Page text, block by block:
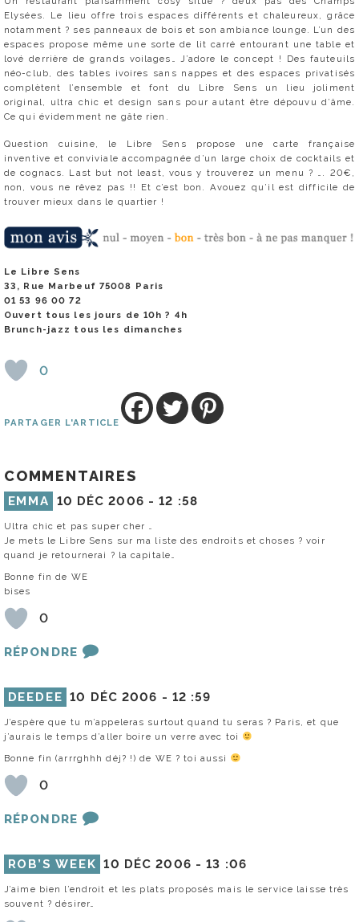
Elysées. Le lieu offre trois espaces différents et chaleureux, grâce
notamment ? ses panneaux de bois et son ambiance lounge. L’un des
espaces propose même une sorte de lit carré entourant une table et
lové derrière de grands voilages… J’adore le concept ! Des fauteuils
néo-club, des tables ivoires sans nappes et des espaces privatisés
complètent l’ensemble et font du Libre Sens un lieu joliment
original, ultra chic et design sans pour autant être dépouvu d’âme.
Ce qui évidemment ne gâte rien.
Question cuisine, le Libre Sens propose une carte française
inventive et conviviale accompagnée d’un large choix de cocktails et
de cognacs. Last but not least, vous y trouverez un menu ? …. 20€,
non, vous ne rêvez pas !! Et c’est bon. Avouez qu’il est difficile de
trouver mieux dans le quartier !
Le Libre Sens
33, Rue Marbeuf 75008 Paris
01 53 96 00 72
Ouvert tous les jours de 10h ? 4h
Brunch-jazz tous les dimanches
0
PARTAGER L'ARTICLE
COMMENTAIRES
EMMA 10 DÉC 2006 -12 :58
Ultra chic et pas super cher …
Je mets le Libre Sens sur ma liste des endroits et choses ? voir
quand je retournerai ? la capitale…
Bonne fin de WE
bises
0
RÉPONDRE
DEEDEE 10 DÉC 2006 - 12 :59
J’espère que tu m’appeleras surtout quand tu seras ? Paris, et que
j’aurais le temps d’aller boire un verre avec toi
Bonne fin (arrrghhh déj? !) de WE ? toi aussi
0
RÉPONDRE
ROB’S WEEK 10 DÉC 2006 -13 :06
J’aime bien l’endroit et les plats proposés mais le service laisse très
souvent ? désirer…